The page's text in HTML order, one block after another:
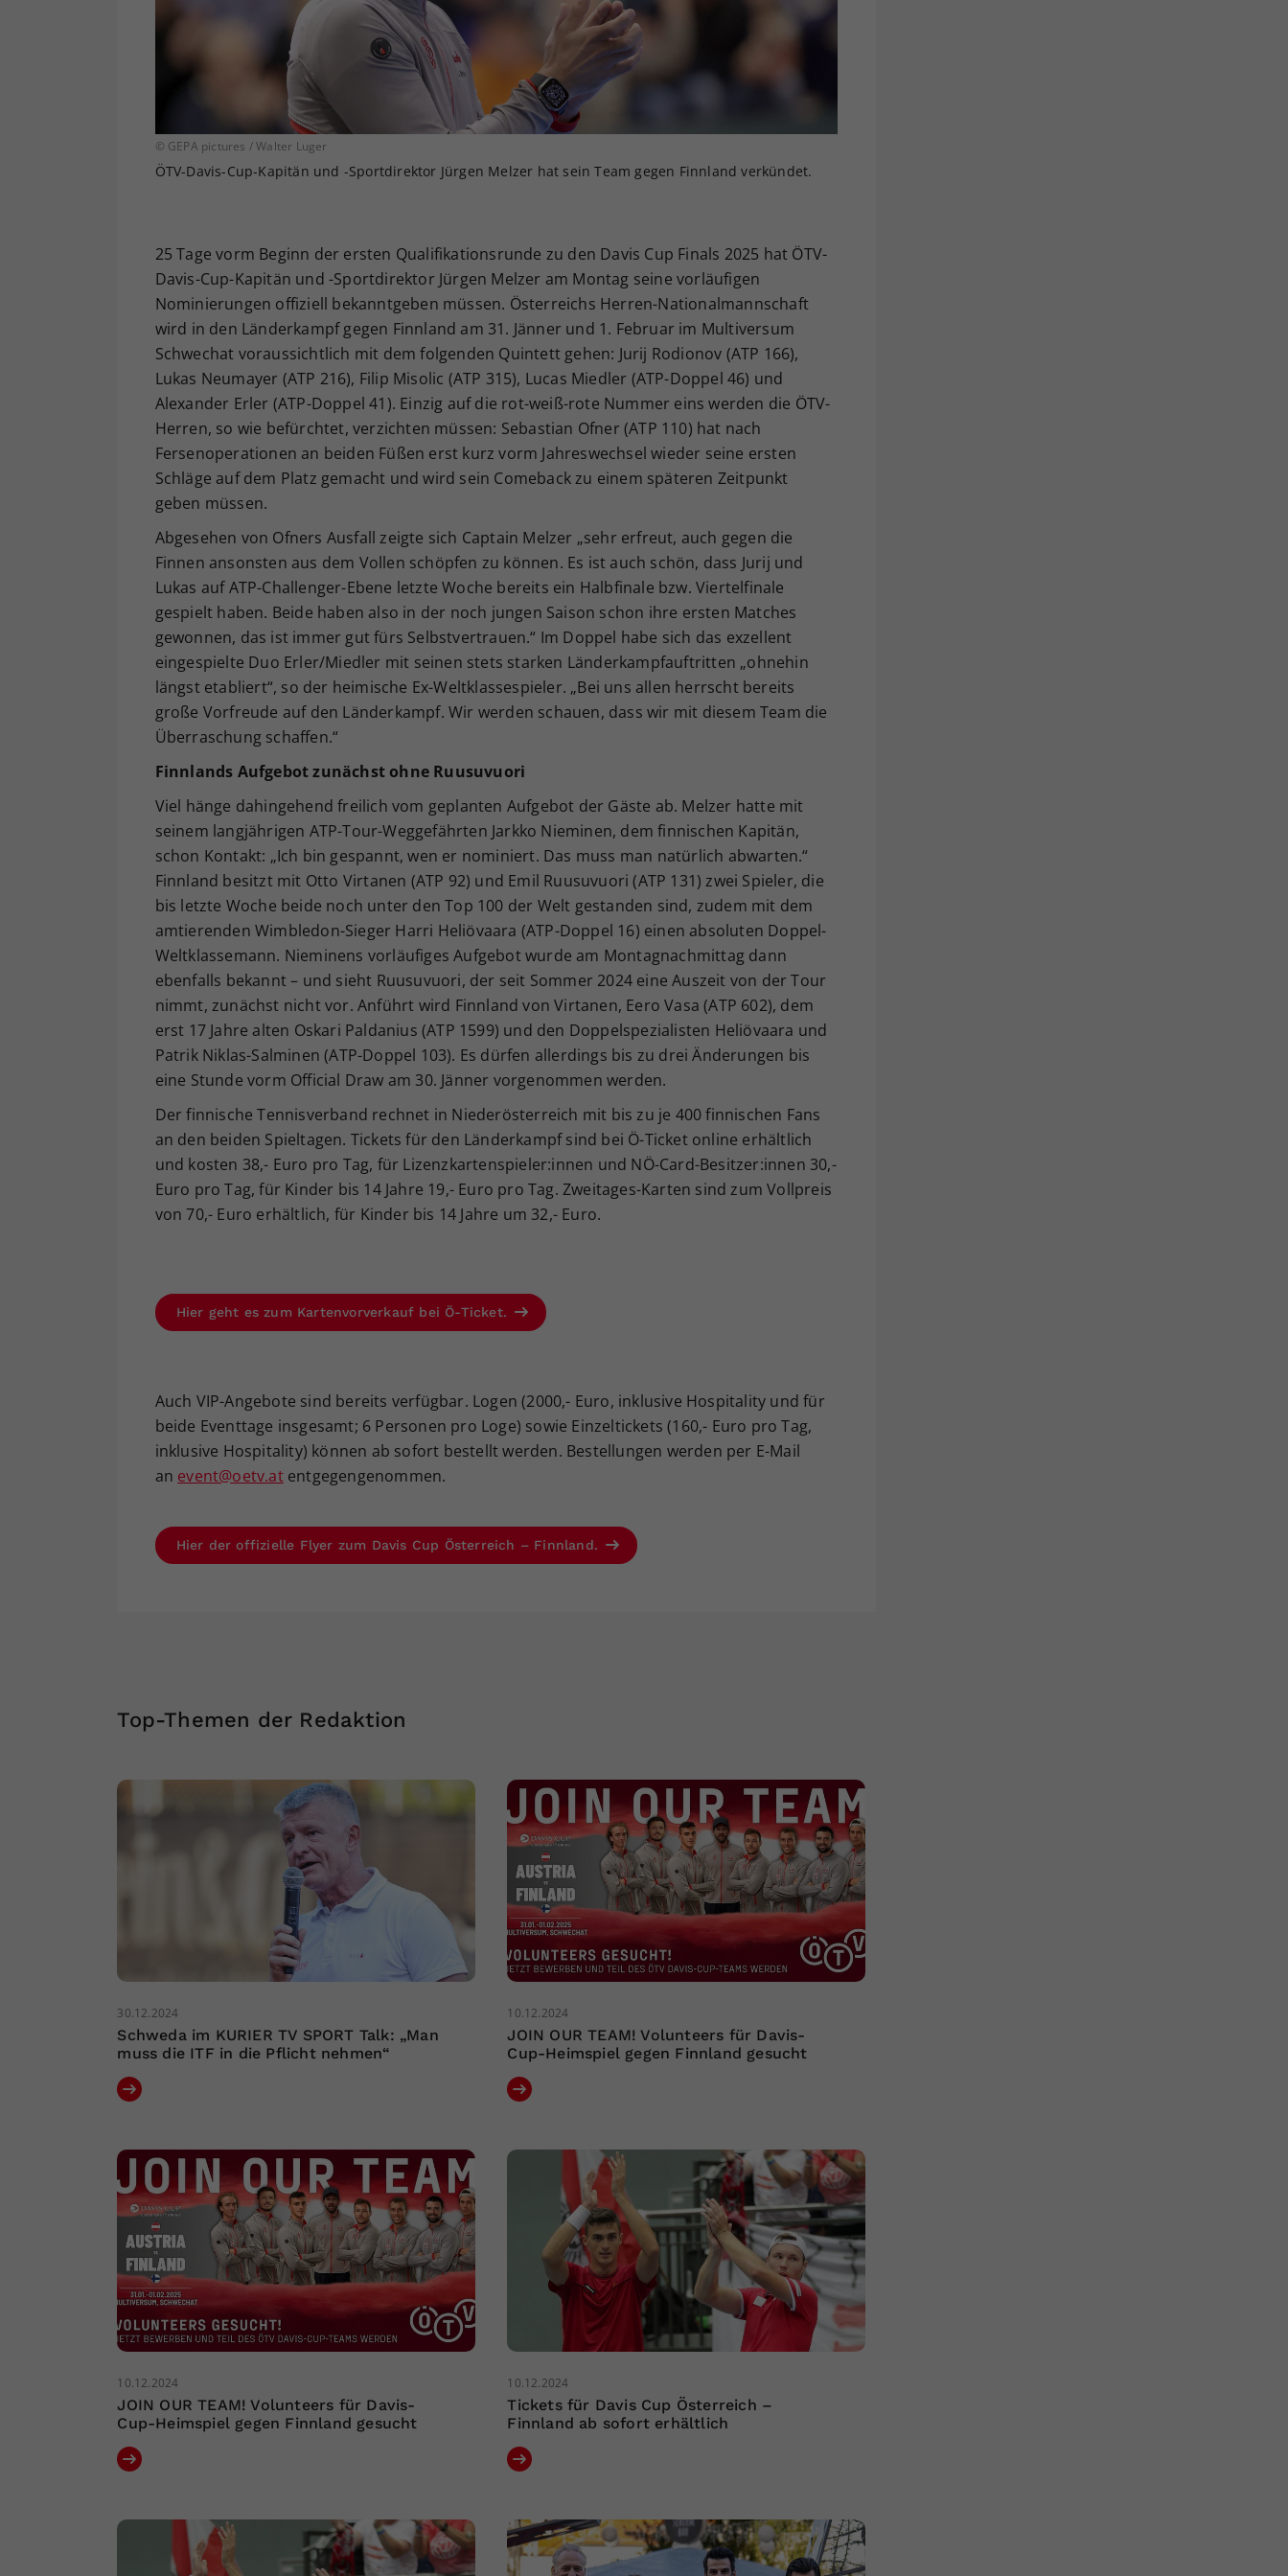
© GEPA pictures / Walter Luger
ÖTV-Davis-Cup-Kapitän und -Sportdirektor Jürgen Melzer hat sein Team gegen Finnland verkündet.
25 Tage vorm Beginn der ersten Qualifikationsrunde zu den Davis Cup Finals 2025 hat ÖTV-
Davis-Cup-Kapitän und -Sportdirektor Jürgen Melzer am Montag seine vorläufigen
Nominierungen offiziell bekanntgeben müssen. Österreichs Herren-Nationalmannschaft
wird in den Länderkampf gegen Finnland am 31. Jänner und 1. Februar im Multiversum
Schwechat voraussichtlich mit dem folgenden Quintett gehen: Jurij Rodionov (ATP 166),
Lukas Neumayer (ATP 216), Filip Misolic (ATP 315), Lucas Miedler (ATP-Doppel 46) und
Alexander Erler (ATP-Doppel 41). Einzig auf die rot-weiß-rote Nummer eins werden die ÖTV-
Herren, so wie befürchtet, verzichten müssen: Sebastian Ofner (ATP 110) hat nach
Fersenoperationen an beiden Füßen erst kurz vorm Jahreswechsel wieder seine ersten
Schläge auf dem Platz gemacht und wird sein Comeback zu einem späteren Zeitpunkt
geben müssen.
Abgesehen von Ofners Ausfall zeigte sich Captain Melzer „sehr erfreut, auch gegen die
Finnen ansonsten aus dem Vollen schöpfen zu können. Es ist auch schön, dass Jurij und
Lukas auf ATP-Challenger-Ebene letzte Woche bereits ein Halbfinale bzw. Viertelfinale
gespielt haben. Beide haben also in der noch jungen Saison schon ihre ersten Matches
gewonnen, das ist immer gut fürs Selbstvertrauen.“ Im Doppel habe sich das exzellent
eingespielte Duo Erler/Miedler mit seinen stets starken Länderkampfauftritten „ohnehin
längst etabliert“, so der heimische Ex-Weltklassespieler. „Bei uns allen herrscht bereits
große Vorfreude auf den Länderkampf. Wir werden schauen, dass wir mit diesem Team die
Überraschung schaffen.“
Finnlands Aufgebot zunächst ohne Ruusuvuori
Viel hänge dahingehend freilich vom geplanten Aufgebot der Gäste ab. Melzer hatte mit
seinem langjährigen ATP-Tour-Weggefährten Jarkko Nieminen, dem finnischen Kapitän,
schon Kontakt: „Ich bin gespannt, wen er nominiert. Das muss man natürlich abwarten.“
Finnland besitzt mit Otto Virtanen (ATP 92) und Emil Ruusuvuori (ATP 131) zwei Spieler, die
bis letzte Woche beide noch unter den Top 100 der Welt gestanden sind, zudem mit dem
amtierenden Wimbledon-Sieger Harri Heliövaara (ATP-Doppel 16) einen absoluten Doppel-
Weltklassemann. Nieminens vorläufiges Aufgebot wurde am Montagnachmittag dann
ebenfalls bekannt – und sieht Ruusuvuori, der seit Sommer 2024 eine Auszeit von der Tour
nimmt, zunächst nicht vor. Anführt wird Finnland von Virtanen, Eero Vasa (ATP 602), dem
erst 17 Jahre alten Oskari Paldanius (ATP 1599) und den Doppelspezialisten Heliövaara und
Patrik Niklas-Salminen (ATP-Doppel 103). Es dürfen allerdings bis zu drei Änderungen bis
eine Stunde vorm Official Draw am 30. Jänner vorgenommen werden.
Der finnische Tennisverband rechnet in Niederösterreich mit bis zu je 400 finnischen Fans
an den beiden Spieltagen. Tickets für den Länderkampf sind bei Ö-Ticket online erhältlich
und kosten 38,- Euro pro Tag, für Lizenzkartenspieler:innen und NÖ-Card-Besitzer:innen 30,-
Euro pro Tag, für Kinder bis 14 Jahre 19,- Euro pro Tag. Zweitages-Karten sind zum Vollpreis
von 70,- Euro erhältlich, für Kinder bis 14 Jahre um 32,- Euro.
Hier geht es zum Kartenvorverkauf bei Ö-Ticket.
Auch VIP-Angebote sind bereits verfügbar. Logen (2000,- Euro, inklusive Hospitality und für
beide Eventtage insgesamt; 6 Personen pro Loge) sowie Einzeltickets (160,- Euro pro Tag,
inklusive Hospitality) können ab sofort bestellt werden. Bestellungen werden per E-Mail
an event@oetv.atentgegengenommen.
Hier der offizielle Flyer zum Davis Cup Österreich – Finnland.
Top-Themen der Redaktion
30.12.2024
Schweda im KURIER TV SPORT Talk: „Man
muss die ITF in die Pflicht nehmen“
10.12.2024
JOIN OUR TEAM! Volunteers für Davis-
Cup-Heimspiel gegen Finnland gesucht
10.12.2024
JOIN OUR TEAM! Volunteers für Davis-
Cup-Heimspiel gegen Finnland gesucht
10.12.2024
Tickets für Davis Cup Österreich –
Finnland ab sofort erhältlich
Ihrer vorgenommen Einstellungen, falls der
Webseiten-Betreiber dies eingestellt hat.